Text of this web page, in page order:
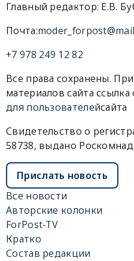
Главный редактор: Е.В.
Почта:
+7 978 249 12 82
Все права сохранены.
материалов сайта ссылка
для пользователейсайта
Свидетельство о
58738, выдано
Прислать новость
Все новости
Авторские колонки
ForPost-TV
Кратко
Состав редакции